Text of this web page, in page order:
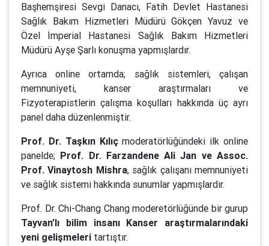
Başhemşiresi Sevgi Danacı, Fatih Devlet Hastanesi
Sağlık Bakım Hizmetleri Müdürü Gökçen Yavuz ve
Özel İmperial Hastanesi Sağlık Bakım Hizmetleri
Müdürü Ayşe Şarlı konuşma yapmışlardır.
Ayrıca online ortamda; sağlık sistemleri, çalışan
memnuniyeti, kanser araştırmaları ve
Fizyoterapistlerin çalışma koşulları hakkında üç ayrı
panel daha düzenlenmiştir.
Prof. Dr. Taşkın Kılıçmoderatörlüğündeki ilk online
panelde; Prof. Dr. Farzandene Ali Jan ve Assoc.
Prof. Vinaytosh Mishra, sağlık çalışanı memnuniyeti
ve sağlık sistemi hakkında sunumlar yapmışlardır.
Prof. Dr. Chi-Chang Chang moderetörlüğünde bir gurup
Tayvan’lı bilim insanı Kanser araştırmalarındaki
yeni gelişmeleri tartıştır.